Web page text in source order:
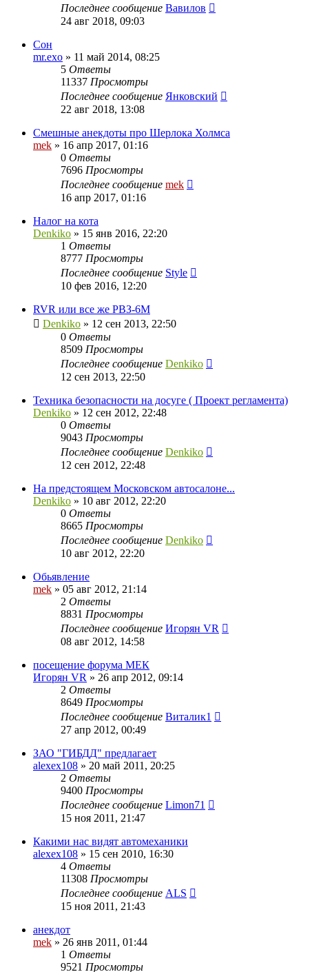
Последнее сообщение Вавилов
24 авг 2018, 09:03
Сон
mr.exo » 11 май 2014, 08:25
5 Ответы
11337 Просмотры
Последнее сообщение Янковский
22 авг 2018, 13:08
Смешные анекдоты про Шерлока Холмса
mek » 16 апр 2017, 01:16
0 Ответы
7696 Просмотры
Последнее сообщение mek
16 апр 2017, 01:16
Налог на кота
Denkiko » 15 янв 2016, 22:20
1 Ответы
8777 Просмотры
Последнее сообщение Style
10 фев 2016, 12:20
RVR или все же РВЗ-6М
Denkiko » 12 сен 2013, 22:50
0 Ответы
8509 Просмотры
Последнее сообщение Denkiko
12 сен 2013, 22:50
Техника безопасности на досуге ( Проект регламента)
Denkiko » 12 сен 2012, 22:48
0 Ответы
9043 Просмотры
Последнее сообщение Denkiko
12 сен 2012, 22:48
На предстоящем Московском автосалоне...
Denkiko » 10 авг 2012, 22:20
0 Ответы
8665 Просмотры
Последнее сообщение Denkiko
10 авг 2012, 22:20
Обьявление
mek » 05 авг 2012, 21:14
2 Ответы
8831 Просмотры
Последнее сообщение Игорян VR
08 авг 2012, 14:58
посещение форума МЕК
Игорян VR » 26 апр 2012, 09:14
2 Ответы
8649 Просмотры
Последнее сообщение Виталик1
27 апр 2012, 00:49
ЗАО "ГИБДД" предлагает
alexex108 » 20 май 2011, 20:25
2 Ответы
9400 Просмотры
Последнее сообщение Limon71
15 ноя 2011, 21:47
Какими нас видят автомеханики
alexex108 » 15 сен 2010, 16:30
4 Ответы
11308 Просмотры
Последнее сообщение ALS
15 ноя 2011, 21:43
анекдот
mek » 26 янв 2011, 01:44
1 Ответы
9521 Просмотры